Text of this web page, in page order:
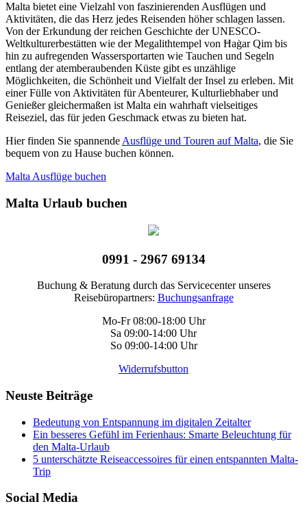
Malta bietet eine Vielzahl von faszinierenden Ausflügen und
Aktivitäten, die das Herz jedes Reisenden höher schlagen lassen.
Von der Erkundung der reichen Geschichte der UNESCO-
Weltkulturerbestätten wie der Megalithtempel von Ħaġar Qim bis
hin zu aufregenden Wassersportarten wie Tauchen und Segeln
entlang der atemberaubenden Küste gibt es unzählige
Möglichkeiten, die Schönheit und Vielfalt der Insel zu erleben. Mit
einer Fülle von Aktivitäten für Abenteurer, Kulturliebhaber und
Genießer gleichermaßen ist Malta ein wahrhaft vielseitiges
Reiseziel, das für jeden Geschmack etwas zu bieten hat.
Hier finden Sie spannende Ausflüge und Touren auf Malta, die Sie
bequem von zu Hause buchen können.
Malta Ausflüge buchen
Malta Urlaub buchen
0991 - 2967 69134
Buchung & Beratung durch das Servicecenter unseres
Reisebüropartners: Buchungsanfrage
Mo-Fr 08:00-18:00 Uhr
Sa 09:00-14:00 Uhr
So 09:00-14:00 Uhr
Widerrufsbutton
Neuste Beiträge
Bedeutung von Entspannung im digitalen Zeitalter
Ein besseres Gefühl im Ferienhaus: Smarte Beleuchtung für
den Malta-Urlaub
5 unterschätzte Reiseaccessoires für einen entspannten Malta-
Trip
Social Media